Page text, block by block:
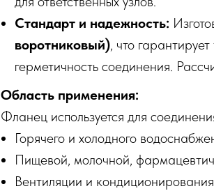
Стандарт и надежность:
воротниковый), что
герметичность соединения.
Область применения:
Фланец используется для
Горячего и холодного
Пищевой, молочной,
Вентиляции и